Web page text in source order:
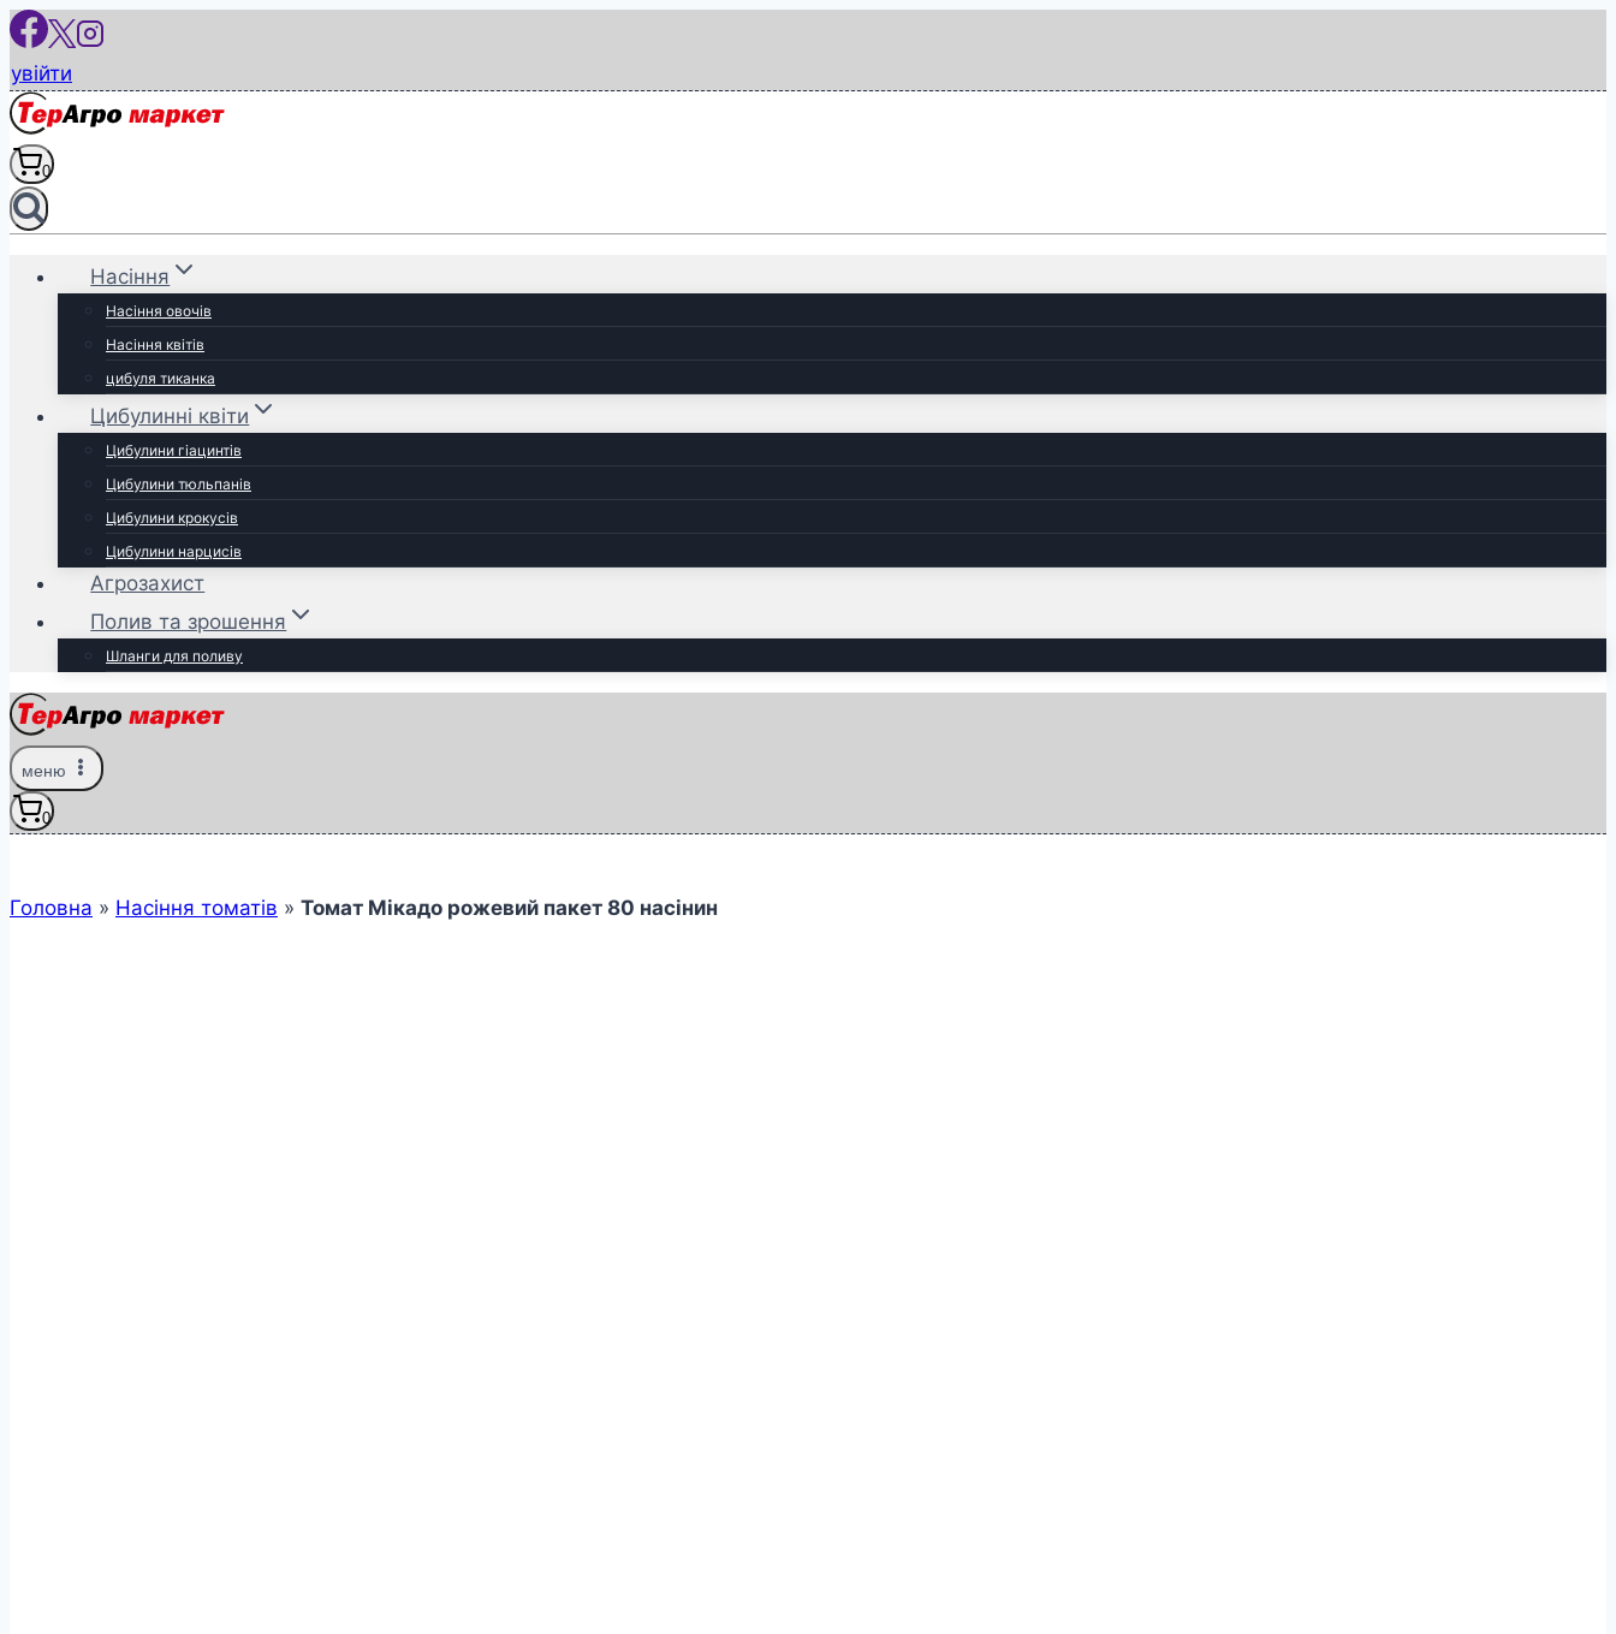
Перейти
вмісту
увійти
0
Насіння
Насіння овочів
Насіння квітів
цибуля тиканка
Цибулинні квіти
Цибулини гіацинтів
Цибулини тюльпанів
Цибулини крокусів
Цибулини нарцисів
Агрозахист
Полив та зрошення
Шланги для поливу
меню
0
Головна » Насіння томатів » Томат Мікадо рожевий пакет 80 насінин